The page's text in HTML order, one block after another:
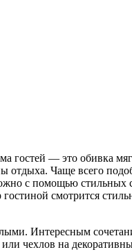
гостей — это обивка
Чаще всего
с помощью стильных
смотрится
Интересным
или чехлов на